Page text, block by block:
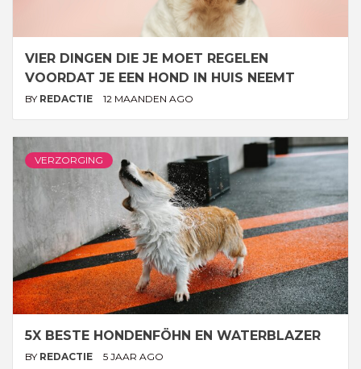
VIER DINGEN DIE JE MOET REGELEN
VOORDAT JE EEN HOND IN HUIS NEEMT
BY REDACTIE 12 MAANDEN AGO
VERZORGING
5X BESTE HONDENFÖHN EN WATERBLAZER
BY REDACTIE 5 JAAR AGO